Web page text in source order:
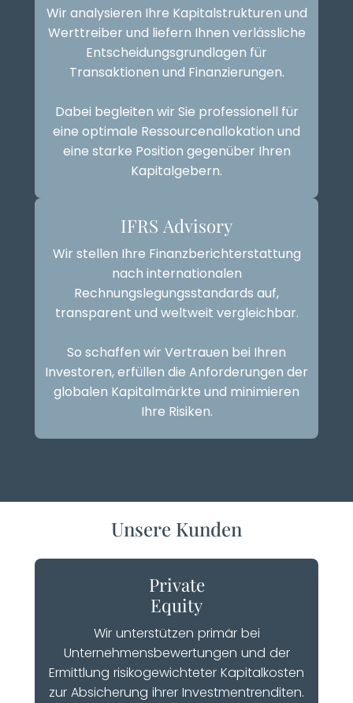
Wir analysieren Ihre Kapitalstrukturen und
Werttreiber und liefern Ihnen verlässliche
Entscheidungsgrundlagen für
Transaktionen und Finanzierungen.
Dabei begleiten wir Sie professionell für
eine optimale Ressourcenallokation und
eine starke Position gegenüber Ihren
Kapitalgebern.
IFRS Advisory
Wir stellen Ihre Finanzberichterstattung
nach internationalen
Rechnungslegungsstandards auf,
transparent und weltweit vergleichbar.
So schaffen wir Vertrauen bei Ihren
Investoren, erfüllen die Anforderungen der
globalen Kapitalmärkte und minimieren
Ihre Risiken.
Unsere Kunden
Private
Equity
Wir unterstützen primär bei
Unternehmensbewertungen und der
Ermittlung risikogewichteter Kapitalkosten
zur Absicherung ihrer Investmentrenditen.